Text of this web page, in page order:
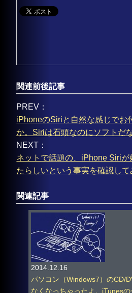
関連前後記事
PREV：
iPhoneのSiriと自然な感じでお
か。Siriは石頭なのにソフトだな
NEXT：
ネットで話題の、iPhone Siriが
たらしいという事実を確認して
関連記事
2014.12.16
パソコン（Windows7）のCD/
なくなっちゃったよ。iTunes